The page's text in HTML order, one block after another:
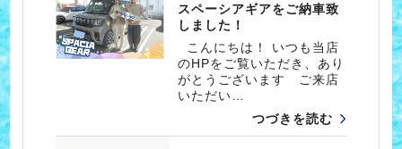
スペーシアギアをご納車致
しました！
こんにちは！ いつも当店
のHPをご覧いただき、あり
がとうございます ご来店
いただい…
つづきを読む